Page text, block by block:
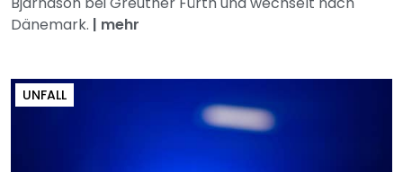
Dänemark. | mehr
UNFALL